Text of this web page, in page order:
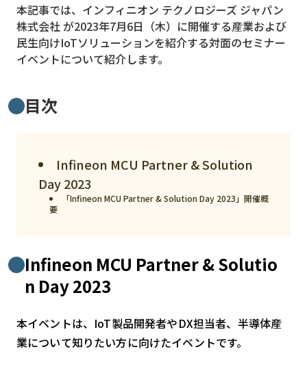
M2M
VPN
スマート〇〇
スマート農業
スマート物流
ニュース
デジタルサイネージ
Wi-Fi
本記事では、インフィニオン テクノロジーズ ジャパン
株式会社 が2023年7月6日（木）に開催する産業および
民生向けIoTソリューションを紹介する対面のセミナー
イベントについて紹介します。
目次
Infineon MCU Partner & Solution
Day 2023
「Infineon MCU Partner & Solution Day 2023」開催概
要
Infineon MCU Partner & Solutio
n Day 2023
本イベントは、IoT製品開発者やDX担当者、半導体産
業について知りたい方に向けたイベントです。